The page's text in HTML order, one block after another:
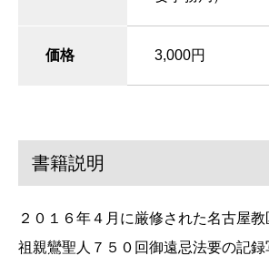
価格 3,000円
書籍説明
２０１６年４月に厳修された名古屋
祖親鸞聖人７５０回御遠忌法要の記録